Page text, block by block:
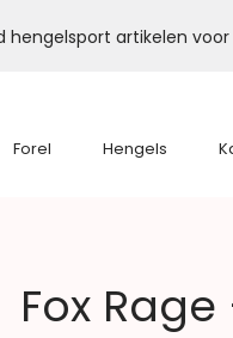
artikelen voor
Forel Hengels
Fox